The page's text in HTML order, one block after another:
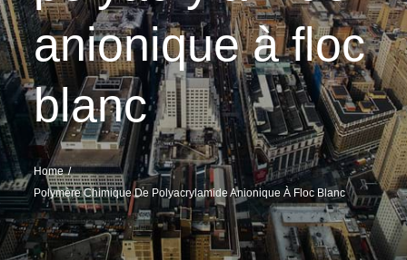
anionique à floc
blanc
Home
Polymère Chimique De Polyacrylamide Anionique À Floc Blanc